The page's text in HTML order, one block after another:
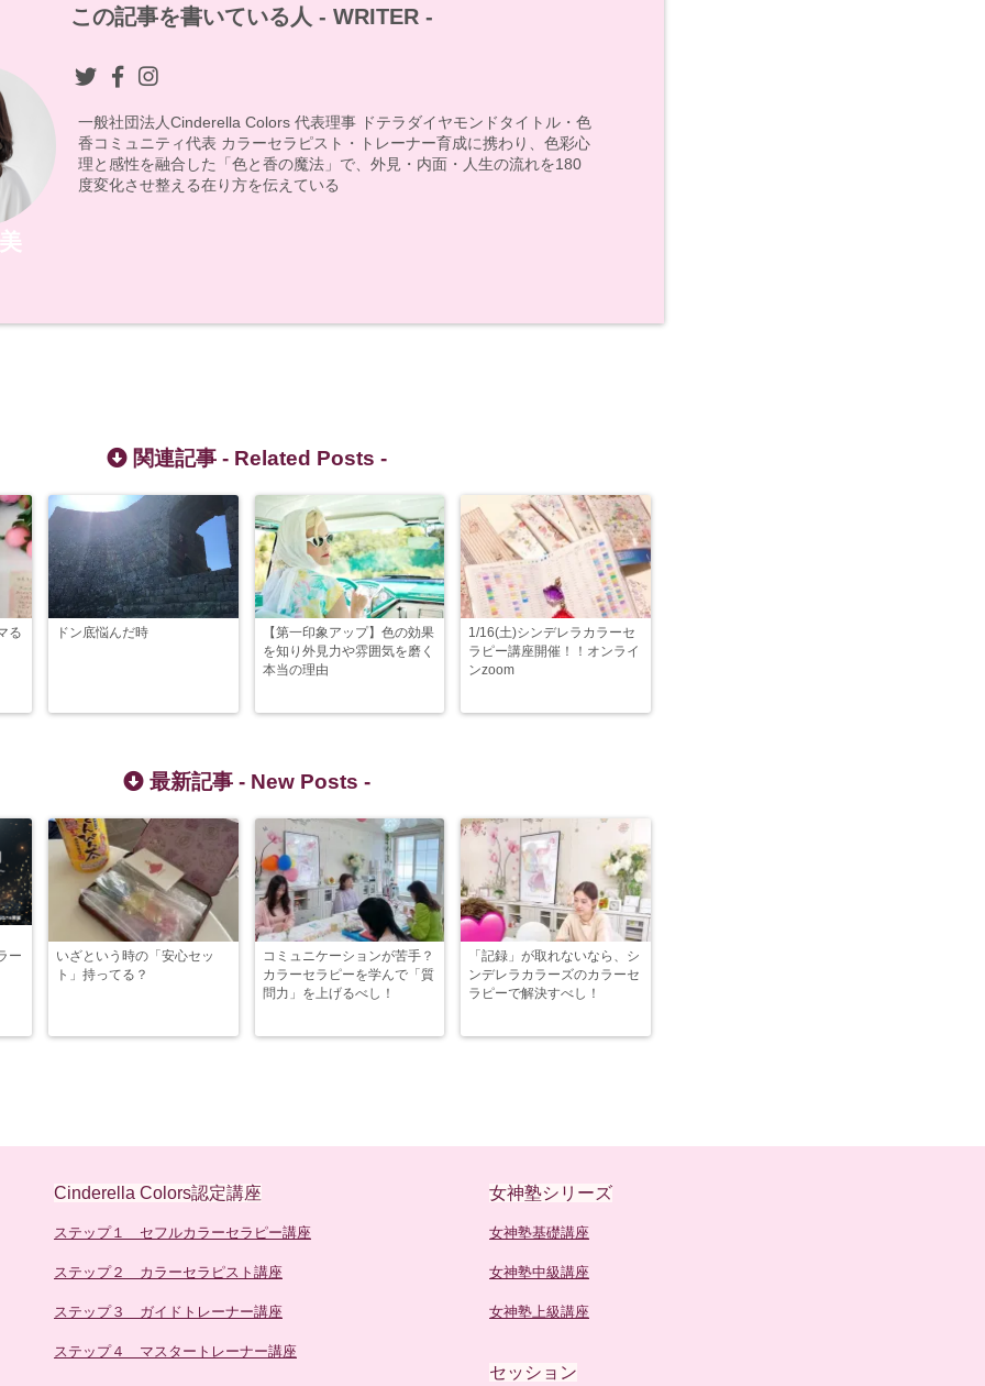
この記事を書いている人 - WRITER -
一般社団法人Cinderella Colors 代表理事 ドテラダイヤモンドタイトル・色
香コミュニティ代表 カラーセラピスト・トレーナー育成に携わり、色彩心
理と感性を融合した「色と香の魔法」で、外見・内面・人生の流れを180
度変化させ整える在り方を伝えている
関連記事 - Related Posts -
る ドン底悩んだ時
【第一印象アップ】色の効果
を知り外見力や雰囲気を磨く
本当の理由
1/16(土)シンデレラカラーセ
ラピー講座開催！！オンライ
ンzoom
最新記事 - New Posts -
ー
いざという時の「安心セッ
ト」持ってる？
コミュニケーションが苦手？
カラーセラピーを学んで「質
問力」を上げるべし！
「記録」が取れないなら、シ
ンデレラカラーズのカラーセ
ラピーで解決すべし！
Cinderella Colors認定講座
ステップ１ セフルカラーセラピー講座
ステップ２ カラーセラピスト講座
ステップ３ ガイドトレーナー講座
ステップ４ マスタートレーナー講座
女神塾シリーズ
女神塾基礎講座
女神塾中級講座
女神塾上級講座
セッション